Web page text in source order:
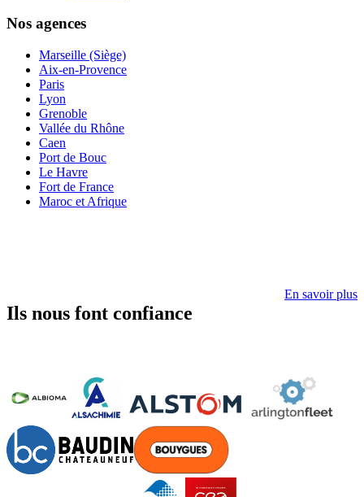
Nos agences
Marseille (Siège)
Aix-en-Provence
Paris
Lyon
Grenoble
Vallée du Rhône
Caen
Port de Bouc
Le Havre
Fort de France
Maroc et Afrique
Ils nous font confiance
En savoir plus